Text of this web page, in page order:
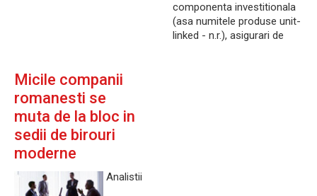
componenta investitionala
(asa numitele produse unit-
linked - n.r.), asigurari de
Micile companii
romanesti se
muta de la bloc in
sedii de birouri
moderne
Analistii